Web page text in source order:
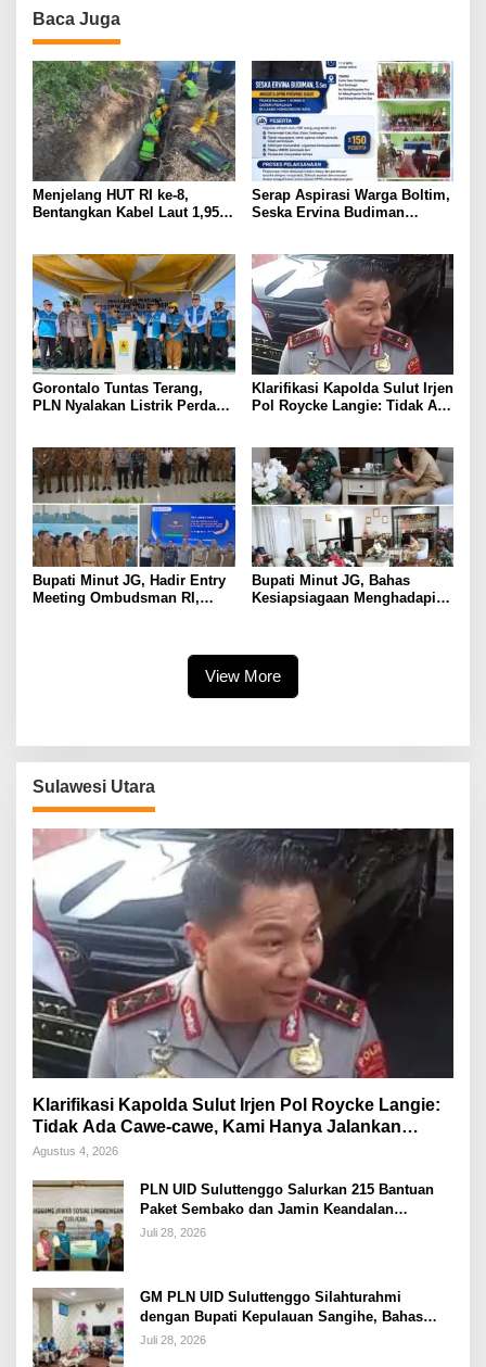
Baca Juga
Menjelang HUT RI ke-8,
Bentangkan Kabel Laut 1,95
Tuntaskan 100 Persen Rasio
Desa Berlistrik Provinsi
Gorontalo
Serap Aspirasi Warga Boltim,
Seska Ervina Budiman
UMKM
Gorontalo Tuntas Terang,
PLN Nyalakan Listrik Perdana
Capai 100 Persen
Klarifikasi Kapolda Sulut Irjen
Pol Roycke Langie: Tidak Ada
Undang
Bupati Minut JG, Hadir Entry
Meeting Ombudsman RI,
Bupati Minut JG, Bahas
Kesiapsiagaan Menghadapi
View More
Sulawesi Utara
Klarifikasi Kapolda Sulut Irjen Pol Roycke Langie:
Tidak Ada Cawe-cawe, Kami Hanya Jalankan
Perintah Undang-Undang
Agustus 4, 2026
PLN UID Suluttenggo Salurkan 215 Bantuan
Paket Sembako dan Jamin Keandalan
Kelistrikan Pasca Bencana di Tamako
Juli 28, 2026
GM PLN UID Suluttenggo Silahturahmi
dengan Bupati Kepulauan Sangihe, Bahas
Keandalan Sistem Kelistrikan hingga
Juli 28, 2026